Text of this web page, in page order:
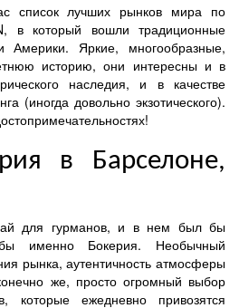
список лучших рынков мира по
в который вошли традиционные
Яркие, многообразные,
историю, они интересны и в
наследия, и в качестве
(иногда довольно экзотического).
в Барселоне,
для гурманов, и в нем был бы
именно Бокерия. Необычный
рынка, аутентичность атмосферы
же, просто огромный выбор
которые ежедневно привозятся